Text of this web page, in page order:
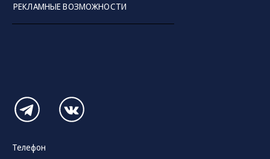
РЕКЛАМНЫЕ ВОЗМОЖНОСТИ
Телефон